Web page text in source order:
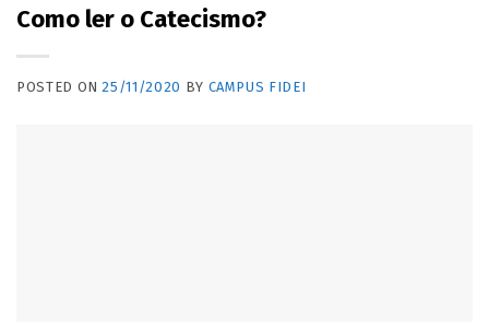
Como ler o Catecismo?
POSTED ON25/11/2020 BY CAMPUS FIDEI